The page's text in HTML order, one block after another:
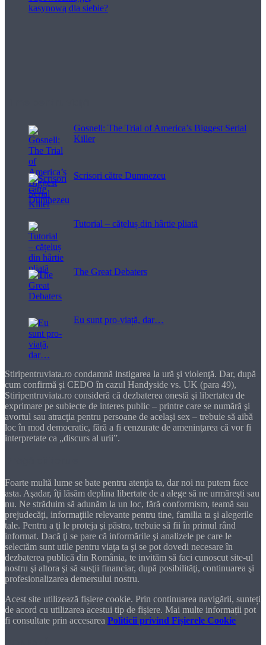
Gosnell: The Trial of America’s Biggest Serial
Killer
Scrisori către Dumnezeu
Tutorial – cățeluș din hârtie pliată
The Great Debaters
Eu sunt pro-viață, dar…
Stiripentruviata.ro condamnă instigarea la ură şi violenţă. Dar, după
cum confirmă şi CEDO în cazul Handyside vs. UK (para 49),
Stiripentruviata.ro consideră că dezbaterea onestă şi libertatea de
exprimare pe subiecte de interes public – printre care se numără şi
avortul sau atracţia pentru persoane de acelaşi sex – trebuie să aibă
loc în mod democratic, fără a fi cenzurate de ameninţarea că vor fi
interpretate ca „discurs al urii”.
Foarte multă lume se bate pentru atenţia ta, dar noi nu putem face
asta. Aşadar, îţi lăsăm deplina libertate de a alege să ne urmăreşti sau
nu. Ne străduim să adunăm la un loc, fără conformism, teamă sau
prejudecăţi, informaţiile relevante pentru tine, familia ta şi alegerile
tale. Pentru a ţi le proteja şi păstra, trebuie să fii în primul rând
informat. Dacă ţi se pare că informările şi analizele pe care le
selectăm sunt utile pentru viaţa ta şi se pot dovedi necesare în
dezbaterea publică din România, te invităm să faci cunoscut site-ul
nostru şi altora şi să susţii financiar, după posibilităţi, continuarea şi
profesionalizarea demersului nostru.
Acest site utilizează fișiere cookie. Prin continuarea navigării, sunteți
de acord cu utilizarea acestui tip de fișiere. Mai multe informații pot
fi consultate prin accesarea Politicii privind Fișierele Cookie